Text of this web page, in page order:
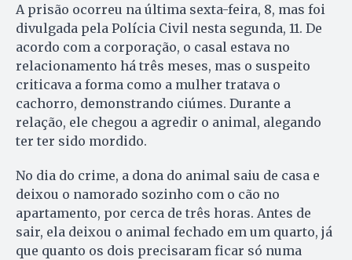
A prisão ocorreu na última sexta-feira, 8, mas foi
divulgada pela Polícia Civil nesta segunda, 11. De
acordo com a corporação, o casal estava no
relacionamento há três meses, mas o suspeito
criticava a forma como a mulher tratava o
cachorro, demonstrando ciúmes. Durante a
relação, ele chegou a agredir o animal, alegando
ter ter sido mordido.
No dia do crime, a dona do animal saiu de casa e
deixou o namorado sozinho com o cão no
apartamento, por cerca de três horas. Antes de
sair, ela deixou o animal fechado em um quarto, já
que quanto os dois precisaram ficar só numa